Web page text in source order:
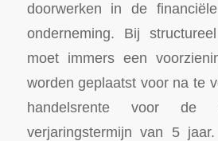
doorwerken in de
onderneming. Bij
moet immers een
worden geplaatst voor na te
handelsrente voor
verjaringstermijn van 5